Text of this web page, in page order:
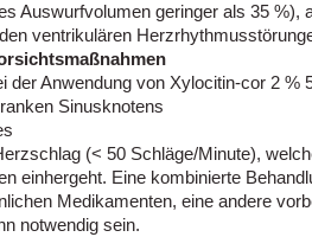
Auswurfvolumen geringer als 35 %),
ventrikulären
der Anwendung von Xylocitin-cor 2 %
Sinusknotens
(< 50 Schläge/Minute),
einhergeht. Eine kombinierte
Medikamenten, eine andere
notwendig sein.